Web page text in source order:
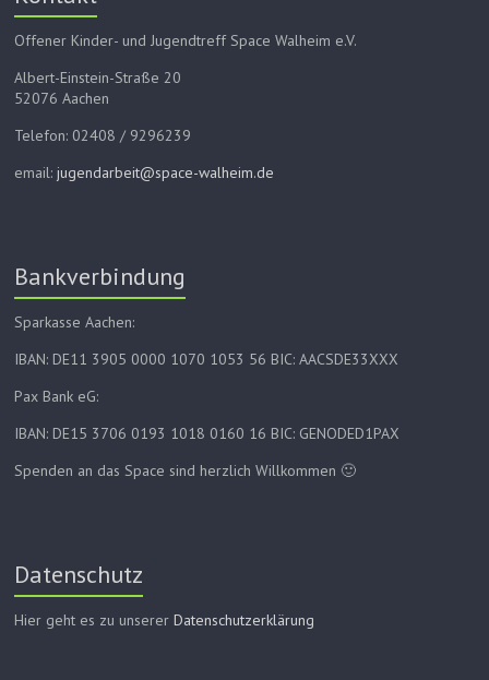
Offener Kinder- und Jugendtreff Space Walheim e.V.
Albert-Einstein-Straße 20
52076 Aachen
Telefon: 02408 / 9296239
email:jugendarbeit@space-walheim.de
Bankverbindung
Sparkasse Aachen:
IBAN: DE11 3905 0000 1070 1053 56 BIC: AACSDE33XXX
Pax Bank eG:
IBAN: DE15 3706 0193 1018 0160 16 BIC: GENODED1PAX
Spenden an das Space sind herzlich Willkommen 🙂
Datenschutz
Hier geht es zu unsererDatenschutzerklärung